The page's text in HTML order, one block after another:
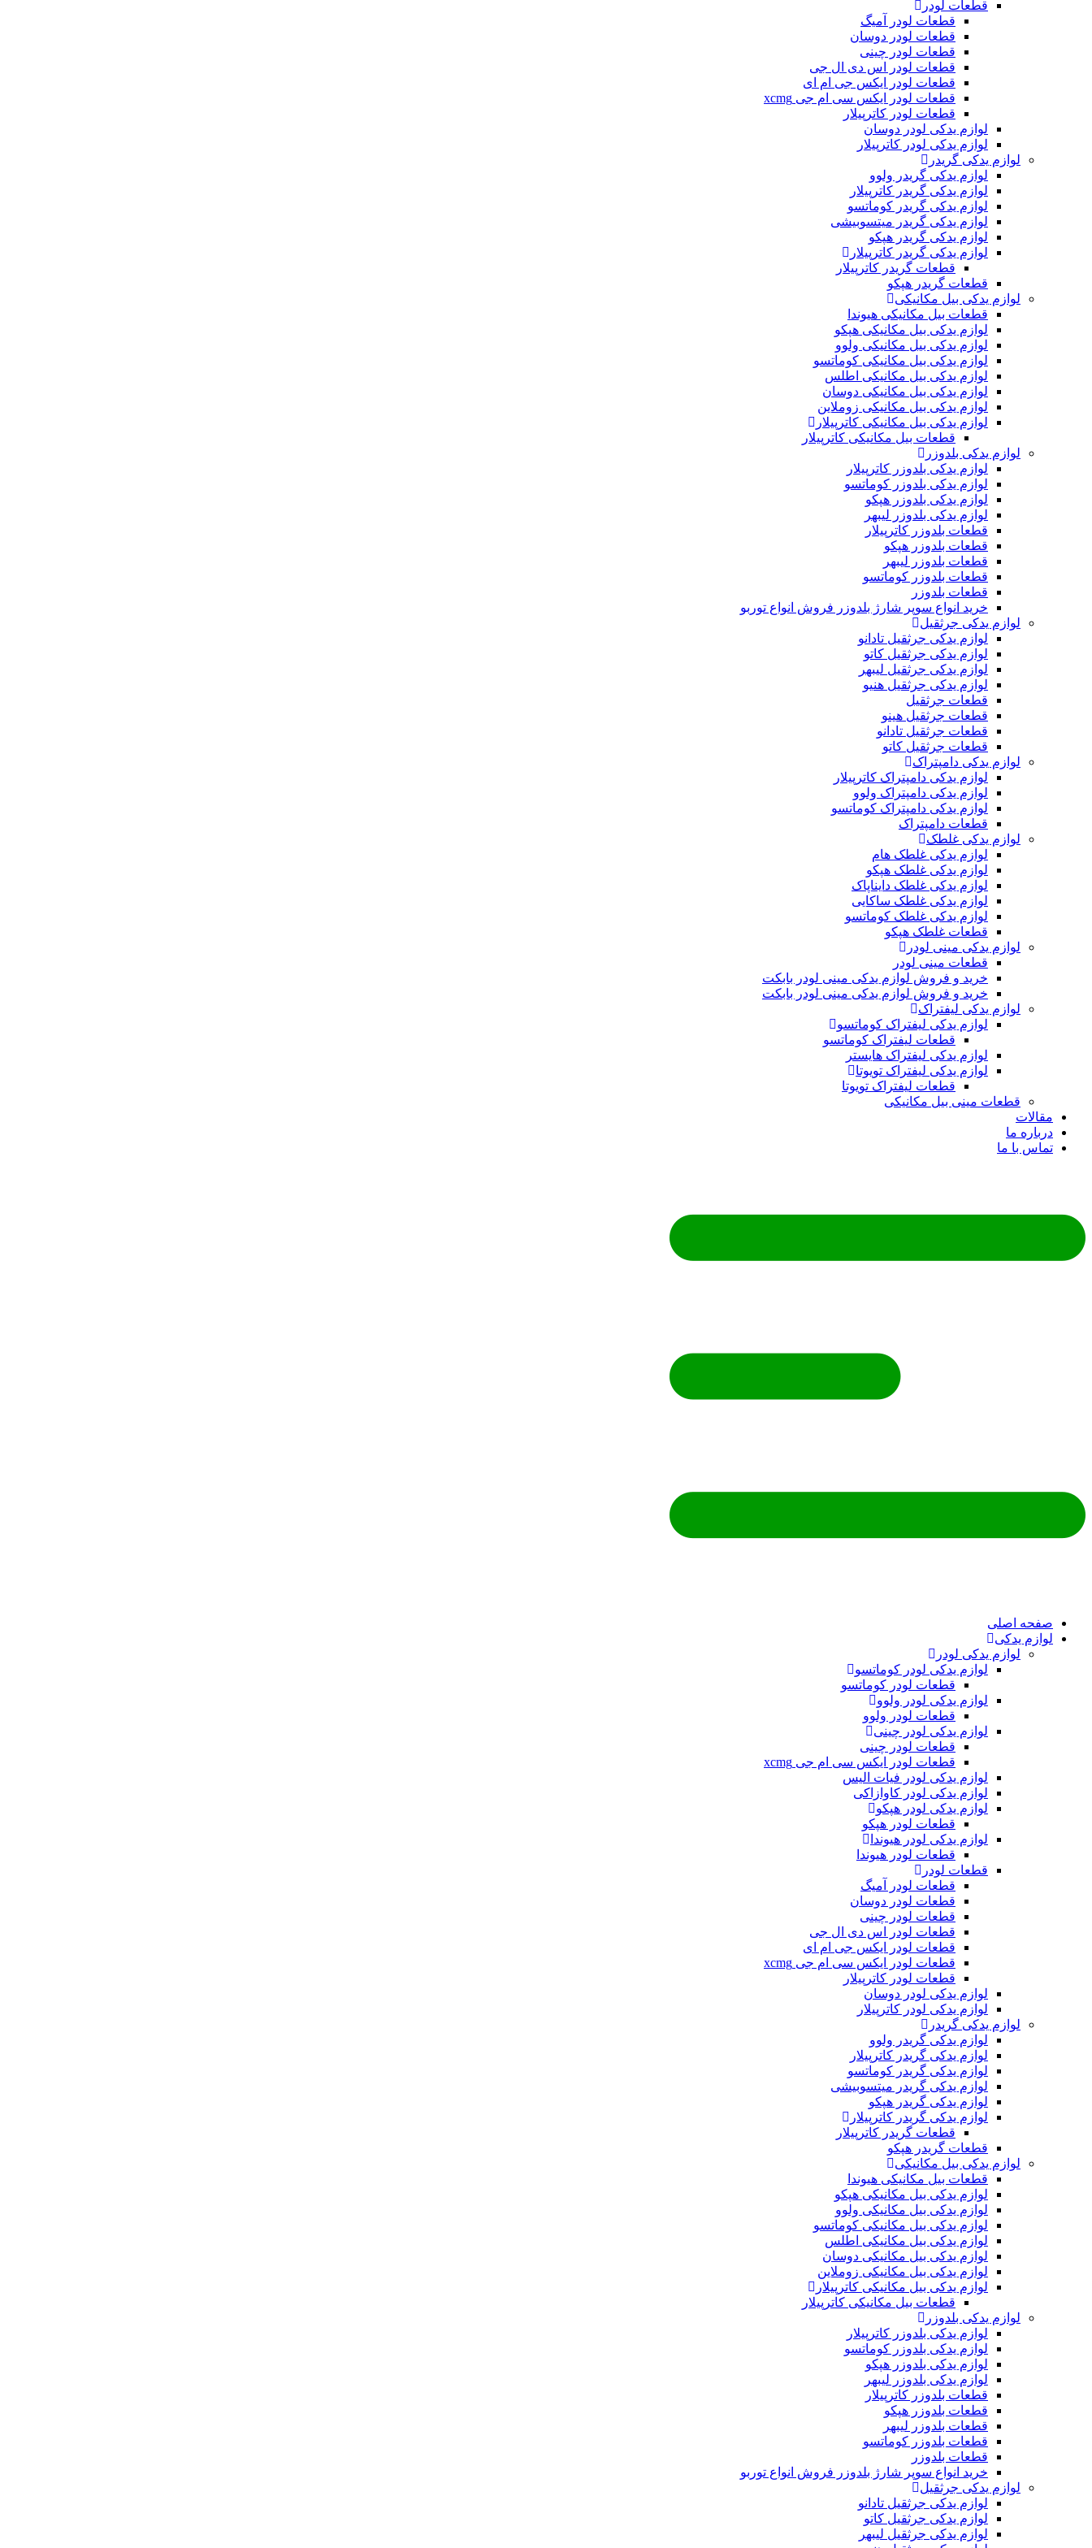
قطعات لودر
قطعات لودر آمیگ
قطعات لودر دوسان
قطعات لودر چینی
قطعات لودر اس دی ال جی
قطعات لودر ایکس جی ام ای
قطعات لودر ایکس سی ام جی xcmg
قطعات لودر کاترپیلار
لوازم یدکی لودر دوسان
لوازم یدکی لودر کاترپیلار
لوازم یدکی گریدر
لوازم یدکی گریدر ولوو
لوازم یدکی گریدر کاترپیلار
لوازم یدکی گریدر کوماتسو
لوازم یدکی گریدر میتسوبیشی
لوازم یدکی گریدر هپکو
لوازم یدکی گریدر کاترپیلار
قطعات گریدر کاترپیلار
قطعات گریدر هپکو
لوازم یدکی بیل مکانیکی
قطعات بیل مکانیکی هیوندا
لوازم یدکی بیل مکانیکی هپکو
لوازم یدکی بیل مکانیکی ولوو
لوازم یدکی بیل مکانیکی کوماتسو
لوازم یدکی بیل مکانیکی اطلس
لوازم یدکی بیل مکانیکی دوسان
لوازم یدکی بیل مکانیکی زوملاین
لوازم یدکی بیل مکانیکی کاترپیلار
قطعات بیل مکانیکی کاترپیلار
لوازم یدکی بلدوزر
لوازم یدکی بلدوزر کاترپیلار
لوازم یدکی بلدوزر کوماتسو
لوازم یدکی بلدوزر هپکو
لوازم یدکی بلدوزر لیبهر
قطعات بلدوزر کاترپیلار
قطعات بلدوزر هپکو
قطعات بلدوزر لیبهر
قطعات بلدوزر کوماتسو
قطعات بلدوزر
خرید انواع سوپر شارژ بلدوزر فروش انواع توربو
لوازم یدکی جرثقیل
لوازم یدکی جرثقیل تادانو
لوازم یدکی جرثقیل کاتو
لوازم یدکی جرثقیل لیبهر
لوازم یدکی جرثقیل هنیو
قطعات جرثقیل
قطعات جرثقیل هینو
قطعات جرثقیل تادانو
قطعات جرثقیل کاتو
لوازم یدکی دامپتراک
لوازم یدکی دامپتراک کاترپیلار
لوازم یدکی دامپتراک ولوو
لوازم یدکی دامپتراک کوماتسو
قطعات دامپتراک
لوازم یدکی غلطک
لوازم یدکی غلطک هام
لوازم یدکی غلطک هپکو
لوازم یدکی غلطک دایناپاک
لوازم یدکی غلطک ساکایی
لوازم یدکی غلطک کوماتسو
قطعات غلطک هپکو
لوازم یدکی مینی لودر
قطعات مینی لودر
خرید و فروش لوازم یدکی مینی لودر بابکت
خرید و فروش لوازم یدکی مینی لودر بابکت
لوازم یدکی لیفتراک
لوازم یدکی لیفتراک کوماتسو
قطعات لیفتراک کوماتسو
لوازم یدکی لیفتراک هایستر
لوازم یدکی لیفتراک تویوتا
قطعات لیفتراک تویوتا
قطعات مینی بیل مکانیکی
مقالات
درباره ما
تماس با ما
صفحه اصلی
لوازم یدکی
لوازم یدکی لودر
لوازم یدکی لودر کوماتسو
قطعات لودر کوماتسو
لوازم یدکی لودر ولوو
قطعات لودر ولوو
لوازم یدکی لودر چینی
قطعات لودر چینی
قطعات لودر ایکس سی ام جی xcmg
لوازم یدکی لودر فیات الیس
لوازم یدکی لودر کاوازاکی
لوازم یدکی لودر هپکو
قطعات لودر هپکو
لوازم یدکی لودر هیوندا
قطعات لودر هیوندا
قطعات لودر
قطعات لودر آمیگ
قطعات لودر دوسان
قطعات لودر چینی
قطعات لودر اس دی ال جی
قطعات لودر ایکس جی ام ای
قطعات لودر ایکس سی ام جی xcmg
قطعات لودر کاترپیلار
لوازم یدکی لودر دوسان
لوازم یدکی لودر کاترپیلار
لوازم یدکی گریدر
لوازم یدکی گریدر ولوو
لوازم یدکی گریدر کاترپیلار
لوازم یدکی گریدر کوماتسو
لوازم یدکی گریدر میتسوبیشی
لوازم یدکی گریدر هپکو
لوازم یدکی گریدر کاترپیلار
قطعات گریدر کاترپیلار
قطعات گریدر هپکو
لوازم یدکی بیل مکانیکی
قطعات بیل مکانیکی هیوندا
لوازم یدکی بیل مکانیکی هپکو
لوازم یدکی بیل مکانیکی ولوو
لوازم یدکی بیل مکانیکی کوماتسو
لوازم یدکی بیل مکانیکی اطلس
لوازم یدکی بیل مکانیکی دوسان
لوازم یدکی بیل مکانیکی زوملاین
لوازم یدکی بیل مکانیکی کاترپیلار
قطعات بیل مکانیکی کاترپیلار
لوازم یدکی بلدوزر
لوازم یدکی بلدوزر کاترپیلار
لوازم یدکی بلدوزر کوماتسو
لوازم یدکی بلدوزر هپکو
لوازم یدکی بلدوزر لیبهر
قطعات بلدوزر کاترپیلار
قطعات بلدوزر هپکو
قطعات بلدوزر لیبهر
قطعات بلدوزر کوماتسو
قطعات بلدوزر
خرید انواع سوپر شارژ بلدوزر فروش انواع توربو
لوازم یدکی جرثقیل
لوازم یدکی جرثقیل تادانو
لوازم یدکی جرثقیل کاتو
لوازم یدکی جرثقیل لیبهر